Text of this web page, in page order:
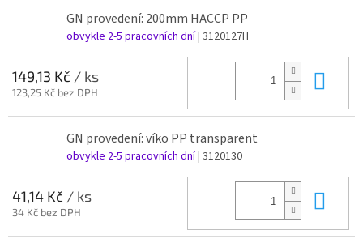
GN provedení: 200mm HACCP PP
obvykle 2-5 pracovních dní| 3120127H
149,13 Kč / ks
123,25 Kč bez DPH
GN provedení: víko PP transparent
obvykle 2-5 pracovních dní| 3120130
41,14 Kč / ks
34 Kč bez DPH